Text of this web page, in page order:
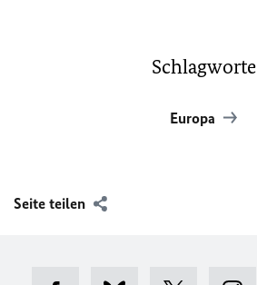
Schlagworte
Europa
Seite teilen